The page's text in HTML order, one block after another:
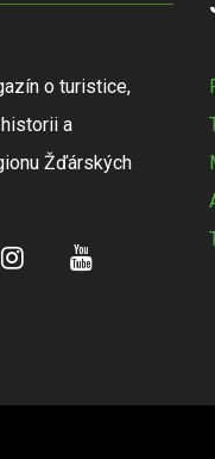
o turistice,
a
Žďárských